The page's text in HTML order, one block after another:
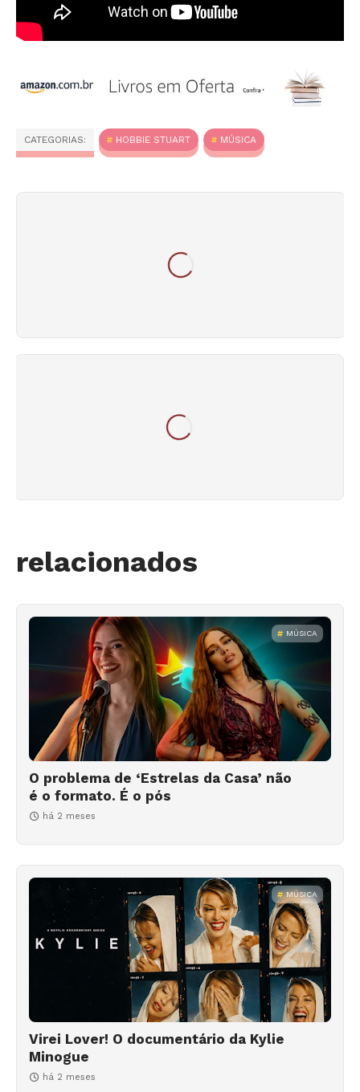
CATEGORIAS: HOBBIE STUART MÚSICA
relacionados
MÚSICA
O problema de ‘Estrelas da Casa’ não
é o formato. É o pós
há 2 meses
MÚSICA
Virei Lover! O documentário da Kylie
Minogue
há 2 meses